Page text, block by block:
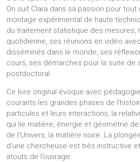
On suit Clara dans sa passion pour
montage expérimental de haute
du traitement statistique des mesures,
quotidienne, ses réunions en vidéo
disséminés dans le monde, ses
cours, ses démarches pour la suite de
postdoctoral.
Ce livre original évoque avec
courants les grandes phases de
particules et leurs interactions, la
qui lie matière, énergie et géométrie de
de l’Univers, la matière noire. La
d’une chercheuse est très instructive
atouts de l’ouvrage.